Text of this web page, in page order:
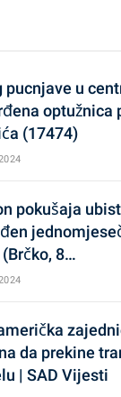
pucnjave u
optužnica
(17474)
pokušaja
8…
da prekine
| SAD Vijesti